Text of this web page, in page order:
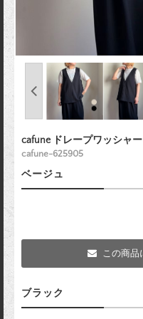
cafune ドレープワッシャ
cafune-625905
ベージュ
この商
ブラック